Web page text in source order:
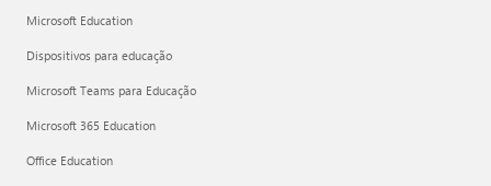
Microsoft Education
Dispositivos para educação
Microsoft Teams para Educação
Microsoft 365 Education
Office Education